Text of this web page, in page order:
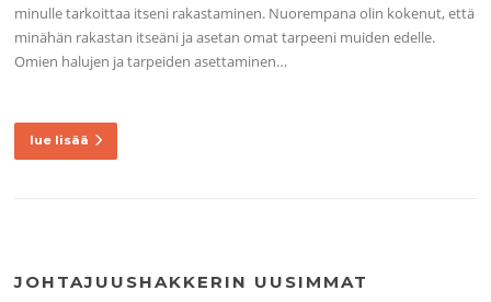
minulle tarkoittaa itseni rakastaminen. Nuorempana olin kokenut, että
minähän rakastan itseäni ja asetan omat tarpeeni muiden edelle.
Omien halujen ja tarpeiden asettaminen…
lue lisää
JOHTAJUUSHAKKERIN UUSIMMAT